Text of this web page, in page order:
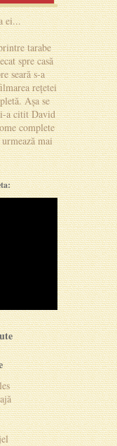
ei...
tarabe
spre casă
seară s-a
rețetei
Așa se
a citit David
complete
mai